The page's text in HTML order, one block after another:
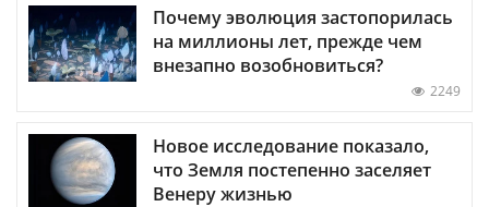
Почему эволюция застопорилась
на миллионы лет, прежде чем
внезапно возобновиться?
2249
Новое исследование показало,
что Земля постепенно заселяет
Венеру жизнью